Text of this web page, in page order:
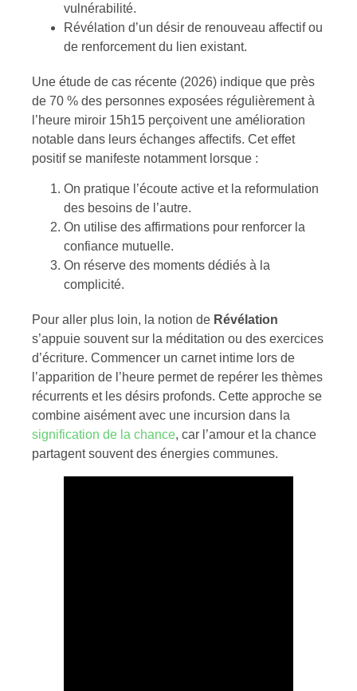
vulnérabilité.
Révélation d’un désir de renouveau affectif ou
de renforcement du lien existant.
Une étude de cas récente (2026) indique que près
de 70 % des personnes exposées régulièrement à
l’heure miroir 15h15 perçoivent une amélioration
notable dans leurs échanges affectifs. Cet effet
positif se manifeste notamment lorsque :
On pratique l’écoute active et la reformulation
des besoins de l’autre.
On utilise des affirmations pour renforcer la
confiance mutuelle.
On réserve des moments dédiés à la
complicité.
Pour aller plus loin, la notion de Révélation
s’appuie souvent sur la méditation ou des exercices
d’écriture. Commencer un carnet intime lors de
l’apparition de l’heure permet de repérer les thèmes
récurrents et les désirs profonds. Cette approche se
combine aisément avec une incursion dans la
signification de la chance, car l’amour et la chance
partagent souvent des énergies communes.